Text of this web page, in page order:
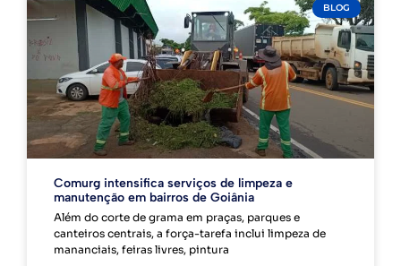
BLOG
Comurg intensifica serviços de limpeza e
manutenção em bairros de Goiânia
Além do corte de grama em praças, parques e
canteiros centrais, a força-tarefa inclui limpeza de
mananciais, feiras livres, pintura